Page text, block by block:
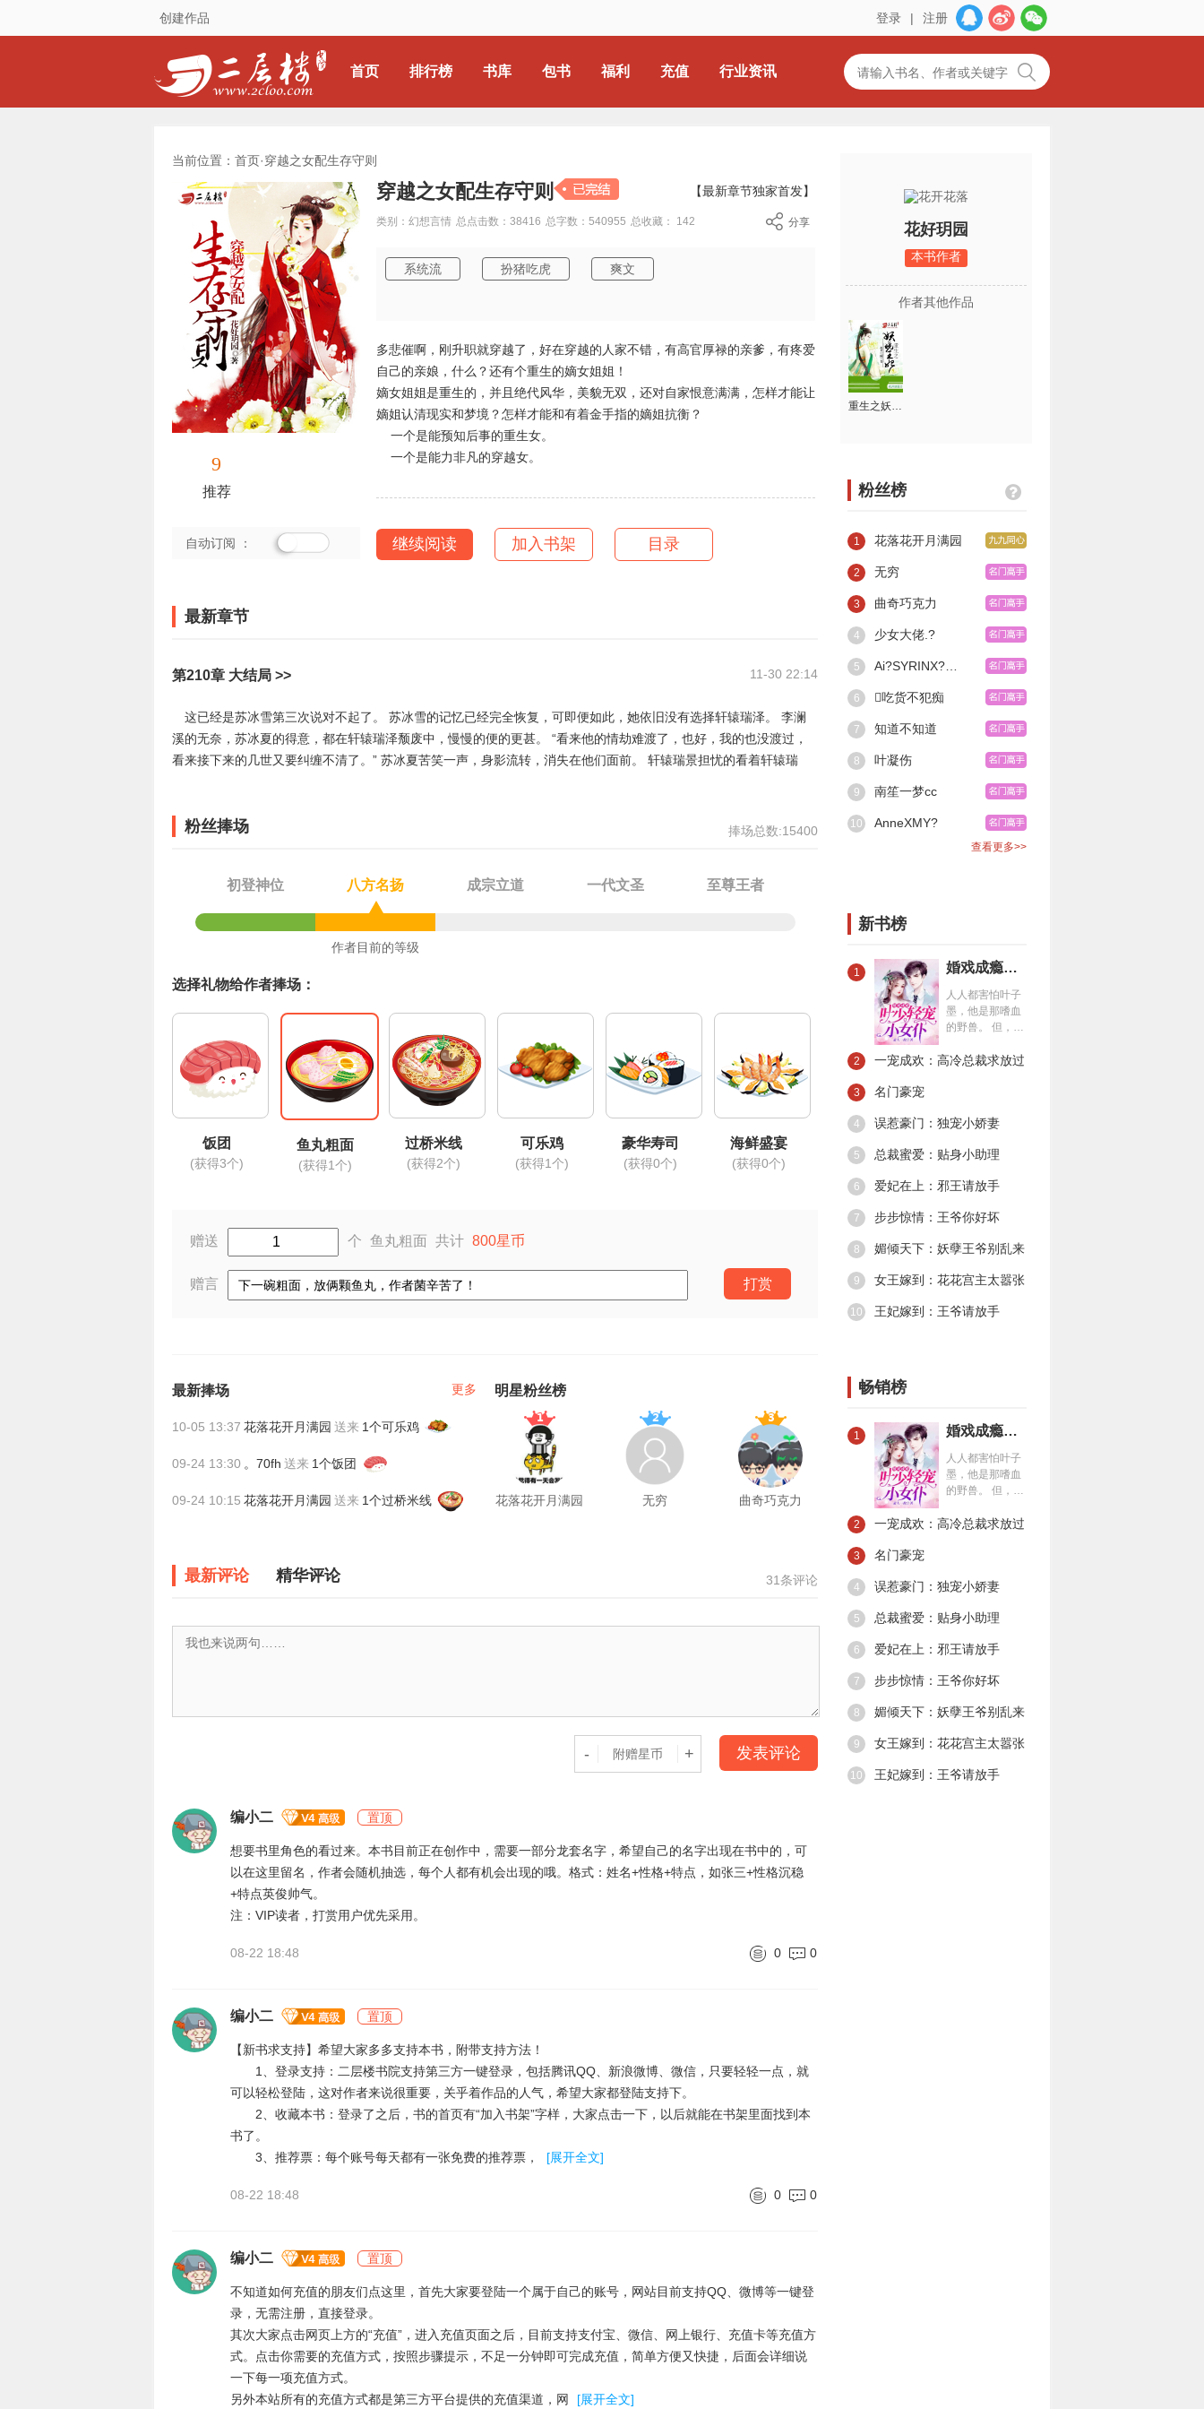
创建作品 登录 | 注册
首页 排行榜 书库 包书 福利 充值 行业资讯
当前位置：首页·穿越之女配生存守则
9
推荐
自动订阅 ：
穿越之女配生存守则 【最新章节独家首发】
类别：幻想言情 总点击数：38416 总字数：540955 总收藏： 142 分享
系统流 扮猪吃虎 爽文
多悲催啊，刚升职就穿越了，好在穿越的人家不错，有高官厚禄的亲爹，有疼爱
自己的亲娘，什么？还有个重生的嫡女姐姐！
嫡女姐姐是重生的，并且绝代风华，美貌无双，还对自家恨意满满，怎样才能让
嫡姐认清现实和梦境？怎样才能和有着金手指的嫡姐抗衡？
一个是能预知后事的重生女。
一个是能力非凡的穿越女。
当穿越遇上重生，带给你不一样的穿越之旅，挑战你的认知，考验你的智
继续阅读 加入书架 目录
最新章节
第210章 大结局 >> 11-30 22:14
这已经是苏冰雪第三次说对不起了。 苏冰雪的记忆已经完全恢复，可即便如此，她依旧没有选择轩辕瑞泽。 李澜
溪的无奈，苏冰夏的得意，都在轩辕瑞泽颓废中，慢慢的便的更甚。 “看来他的情劫难渡了，也好，我的也没渡过，
看来接下来的几世又要纠缠不清了。” 苏冰夏苦笑一声，身影流转，消失在他们面前。 轩辕瑞景担忧的看着轩辕瑞
粉丝捧场 捧场总数:15400
初登神位 八方名扬 成宗立道 一代文圣 至尊王者
作者目前的等级
选择礼物给作者捧场：
饭团
(获得3个)
鱼丸粗面
(获得1个)
过桥米线
(获得2个)
可乐鸡
(获得1个)
豪华寿司
(获得0个)
海鲜盛宴
(获得0个)
赠送 个 鱼丸粗面 共计 800星币
赠言 打赏
最新捧场 更多
10-05 13:37 花落花开月满园 送来 1个可乐鸡
09-24 13:30 。70fh 送来 1个饭团
09-24 10:15 花落花开月满园 送来 1个过桥米线
明星粉丝榜
花落花开月满园 无穷 曲奇巧克力
最新评论 精华评论 31条评论
发表评论
- +
编小二 置顶
想要书里角色的看过来。本书目前正在创作中，需要一部分龙套名字，希望自己的名字出现在书中的，可
以在这里留名，作者会随机抽选，每个人都有机会出现的哦。格式：姓名+性格+特点，如张三+性格沉稳
+特点英俊帅气。
注：VIP读者，打赏用户优先采用。
08-22 18:48 0 0
编小二 置顶
【新书求支持】希望大家多多支持本书，附带支持方法！
1、登录支持：二层楼书院支持第三方一键登录，包括腾讯QQ、新浪微博、微信，只要轻轻一点，就
可以轻松登陆，这对作者来说很重要，关乎着作品的人气，希望大家都登陆支持下。
2、收藏本书：登录了之后，书的首页有“加入书架”字样，大家点击一下，以后就能在书架里面找到本
书了。
3、推荐票：每个账号每天都有一张免费的推荐票，
[展开全文]
08-22 18:48 0 0
编小二 置顶
不知道如何充值的朋友们点这里，首先大家要登陆一个属于自己的账号，网站目前支持QQ、微博等一键登
录，无需注册，直接登录。
其次大家点击网页上方的“充值”，进入充值页面之后，目前支持支付宝、微信、网上银行、充值卡等充值方
式。点击你需要的充值方式，按照步骤提示，不足一分钟即可完成充值，简单方便又快捷，后面会详细说
一下每一项充值方式。
另外本站所有的充值方式都是第三方平台提供的充值渠道，网
[展开全文]
花好玥园
本书作者
作者其他作品
粉丝榜
1 花落花开月满园
2 无穷
3 曲奇巧克力
4 少女大佬.?
5 Ai?SYRINX?洁子?
6 吃货不犯痴
7 知道不知道
8 叶凝伤
9 南笙一梦cc
10 AnneXMY?
查看更多>>
新书榜
1 婚戏成瘾：叶少轻宠小女仆
人人都害怕叶子
墨，他是那嗜血
的野兽。 但，夏
是个小恶魔。 第
个恶魔般笑容，
次遇见他，他将
听从我的命令，
2 一宠成欢：高冷总裁求放过
3 名门豪宠
4 误惹豪门：独宠小娇妻
5 总裁蜜爱：贴身小助理
6 爱妃在上：邪王请放手
7 步步惊情：王爷你好坏
8 媚倾天下：妖孽王爷别乱来
9 女王嫁到：花花宫主太嚣张
10 王妃嫁到：王爷请放手
畅销榜
1 婚戏成瘾：叶少轻宠小女仆
人人都害怕叶子
墨，他是那嗜血
的野兽。 但，夏
是个小恶魔。 第
个恶魔般笑容，
次遇见他，他将
听从我的命令，
2 一宠成欢：高冷总裁求放过
3 名门豪宠
4 误惹豪门：独宠小娇妻
5 总裁蜜爱：贴身小助理
6 爱妃在上：邪王请放手
7 步步惊情：王爷你好坏
8 媚倾天下：妖孽王爷别乱来
9 女王嫁到：花花宫主太嚣张
10 王妃嫁到：王爷请放手